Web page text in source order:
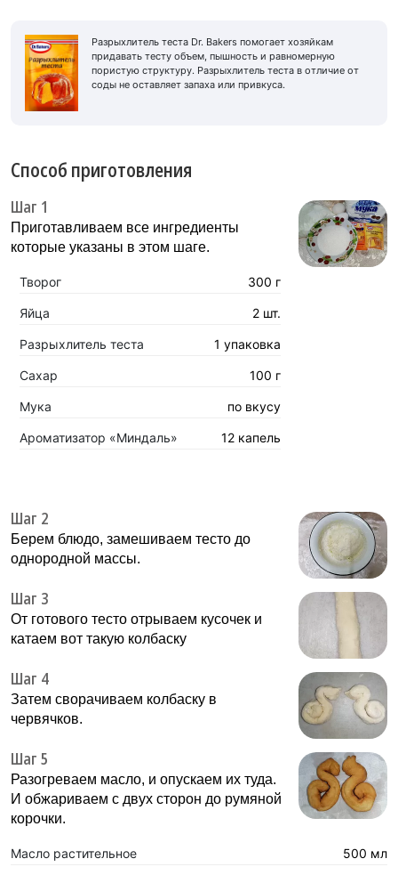
Разрыхлитель теста Dr. Bakers помогает хозяйкам
придавать тесту объем, пышность и равномерную
пористую структуру. Разрыхлитель теста в отличие от
соды не оставляет запаха или привкуса.
Способ приготовления
Шаг 1
Приготавливаем все ингредиенты
которые указаны в этом шаге.
Творог 300 г
Яйца 2 шт.
Разрыхлитель теста 1 упаковка
Сахар 100 г
Мука по вкусу
Ароматизатор «Миндаль» 12 капель
Шаг 2
Берем блюдо, замешиваем тесто до
однородной массы.
Шаг 3
От готового тесто отрываем кусочек и
катаем вот такую колбаску
Шаг 4
Затем сворачиваем колбаску в
червячков.
Шаг 5
Разогреваем масло, и опускаем их туда.
И обжариваем с двух сторон до румяной
корочки.
Масло растительное 500 мл